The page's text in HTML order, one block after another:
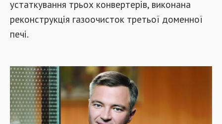
устаткування трьох конвертерів, виконана
реконструкція газоочисток третьої доменної
печі.